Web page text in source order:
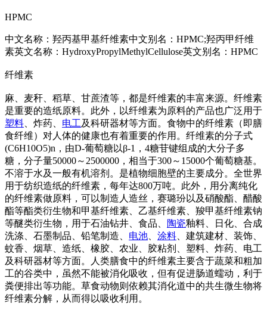
HPMC
中文名称：羟丙基甲基纤维素中文别名：HPMC;羟丙甲纤维
素英文名称：HydroxyPropylMethylCellulose英文别名：HPMC
纤维素
麻、麦秆、稻草、甘蔗渣等，都是纤维素的丰富来源。纤维素
是重要的造纸原料。此外，以纤维素为原料的产品也广泛用于
塑料 、炸药、 电工及科研器材等方面。食物中的纤维素（即膳
食纤维）对人体的健康也有着重要的作用。纤维素的分子式
(C6H10O5)n，由D-葡萄糖以β-1，4糖苷键组成的大分子多
糖，分子量50000～2500000，相当于300～15000个葡萄糖基。
不溶于水及一般有机溶剂。是植物细胞壁的主要成分。全世界
用于纺织造纸的纤维素，每年达800万吨。此外，用分离纯化
的纤维素做原料，可以制造人造丝，赛璐玢以及硝酸酯、醋酸
酯等酯类衍生物和甲基纤维素、乙基纤维素、羧甲基纤维素钠
等醚类衍生物，用于石油钻井、食品、
陶瓷釉料、日化、合成
洗涤、石墨制品、铅笔制造、 电池 涂料 、建筑建材、装饰、
蚊香、烟草、造纸、橡胶、农业、胶粘剂、塑料、炸药、电工
及科研器材等方面。人类膳食中的纤维素主要含于蔬菜和粗加
工的谷类中，虽然不能被消化吸收，但有促进肠道蠕动，利于
粪便排出等功能。草食动物则依赖其消化道中的共生微生物将
纤维素分解，从而得以吸收利用。